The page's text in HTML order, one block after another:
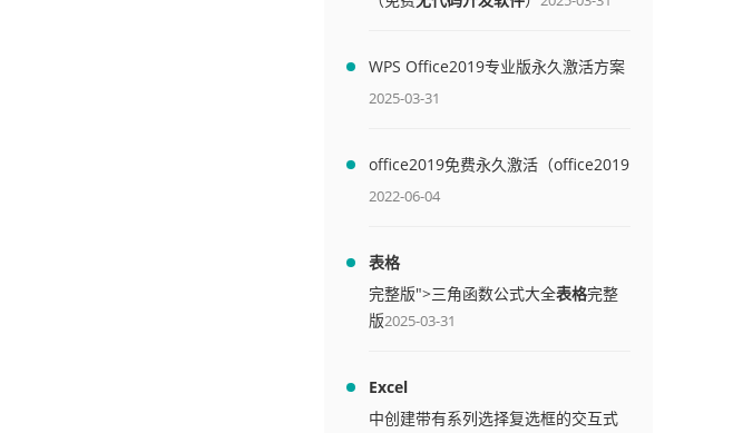
WPS Office2019专业版永久激活方案
(附终身授权序列号)
2025-03-31
office2019免费永久激活（office2019
免费永久激活码）
2022-06-04
表格
完整版">三角函数公式大全表格完整
版2025-03-31
Excel
中创建带有系列选择复选框的交互式